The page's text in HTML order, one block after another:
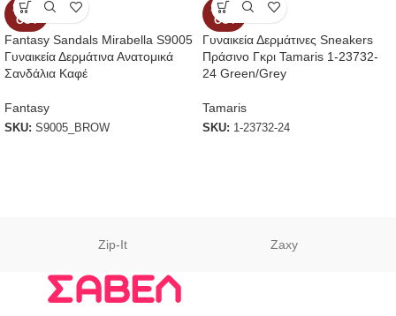
SOLD
OUT
Fantasy Sandals Mirabella S9005
Γυναικεία Δερμάτινα Ανατομικά
Σανδάλια Καφέ
Fantasy
SKU: S9005_BROW
SOLD
OUT
Γυναικεία Δερμάτινες Sneakers
Πράσινο Γκρι Tamaris 1-23732-
24 Green/Grey
Tamaris
SKU: 1-23732-24
Zip-It Zaxy